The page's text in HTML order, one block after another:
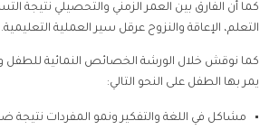
كما أن الفارق بين العمر الزمني والتحصيلي نتيجة
التعلم، الإعاقة والنزوح عرقل سير العملية التعليمية.
كما نوقش خلال الورشة الخصائص النمائية للطفل
يمر بها الطفل على النحو التالي:
مشاكل في اللغة والتفكير ونمو المفردات نتيجة